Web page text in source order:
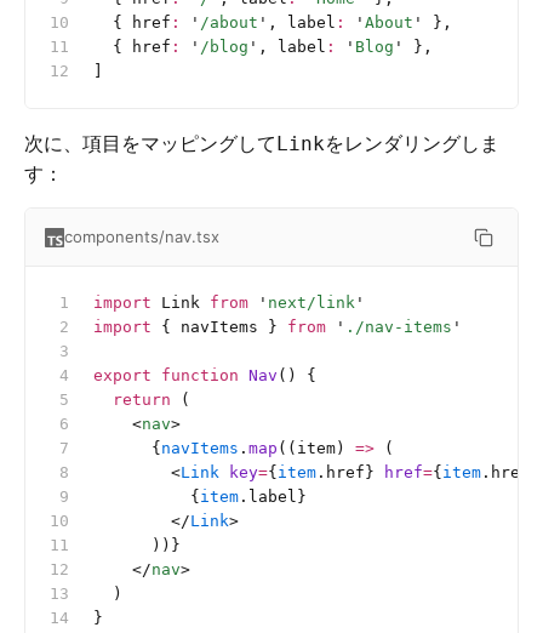
  { href
: ' /about ' , label : ' About '
},
  { href
: ' /blog ' , label : ' Blog '
},
次に、項目をマッピングしてLinkをレンダリングしま
す：
components/nav.tsx
import Link from ' next/link '
import { navItems } from ' ./nav-items '
export function Nav () {
  return
(
    <
nav>
      {
navItems . map ((item) => (
        <
Link key={ item .href} href={ item
          {
item .label}
        </
Link>
      ))}
    </
nav>
  )
}